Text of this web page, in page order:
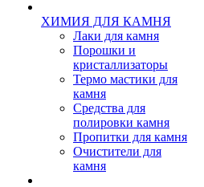
ХИМИЯ ДЛЯ КАМНЯ
Лаки для камня
Порошки и
кристаллизаторы
Термо мастики для
камня
Средства для
полировки камня
Пропитки для камня
Очистители для
камня